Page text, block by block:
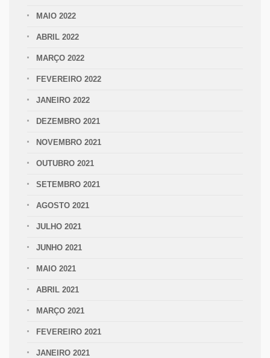
MAIO 2022
ABRIL 2022
MARÇO 2022
FEVEREIRO 2022
JANEIRO 2022
DEZEMBRO 2021
NOVEMBRO 2021
OUTUBRO 2021
SETEMBRO 2021
AGOSTO 2021
JULHO 2021
JUNHO 2021
MAIO 2021
ABRIL 2021
MARÇO 2021
FEVEREIRO 2021
JANEIRO 2021